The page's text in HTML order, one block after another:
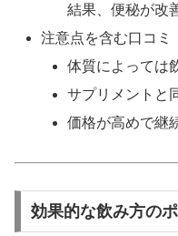
結果、便秘が改
注意点を含む口コミ
体質によっては
サプリメントと
価格が高めで継
効果的な飲み方の